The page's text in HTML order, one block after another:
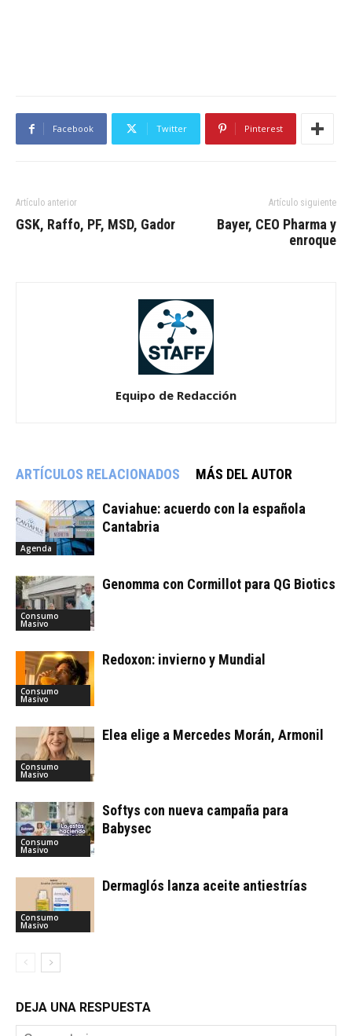
Facebook Twitter Pinterest
Artículo anterior
GSK, Raffo, PF, MSD, Gador
Artículo siguiente
Bayer, CEO Pharma y
enroque
Equipo de Redacción
ARTÍCULOS RELACIONADOS MÁS DEL AUTOR
Agenda
Caviahue: acuerdo con la española
Cantabria
Consumo
Masivo
Genomma con Cormillot para QG Biotics
Consumo
Masivo
Redoxon: invierno y Mundial
Consumo
Masivo
Elea elige a Mercedes Morán, Armonil
Consumo
Masivo
Softys con nueva campaña para
Babysec
Consumo
Masivo
Dermaglós lanza aceite antiestrías
DEJA UNA RESPUESTA